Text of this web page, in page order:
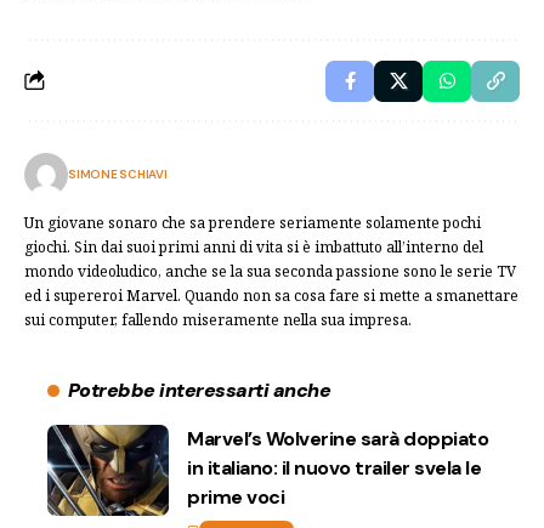
SIMONE SCHIAVI
Un giovane sonaro che sa prendere seriamente solamente pochi
giochi. Sin dai suoi primi anni di vita si è imbattuto all’interno del
mondo videoludico, anche se la sua seconda passione sono le serie TV
ed i supereroi Marvel. Quando non sa cosa fare si mette a smanettare
sui computer, fallendo miseramente nella sua impresa.
Potrebbe interessarti anche
Marvel’s Wolverine sarà doppiato
in italiano: il nuovo trailer svela le
prime voci